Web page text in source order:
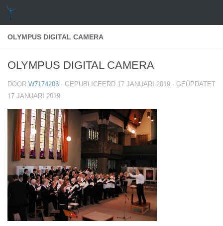
OLYMPUS DIGITAL CAMERA
OLYMPUS DIGITAL CAMERA
DOOR W7174203 · GEPUBLICEERD 17 JANUARI 2019 · GEÜPDATET
17 JANUARI 2019